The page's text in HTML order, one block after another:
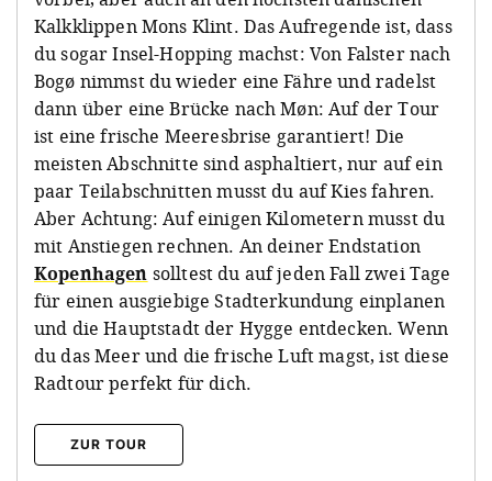
Kalkklippen Mons Klint. Das Aufregende ist, dass
du sogar Insel-Hopping machst: Von Falster nach
Bogø nimmst du wieder eine Fähre und radelst
dann über eine Brücke nach Møn: Auf der Tour
ist eine frische Meeresbrise garantiert! Die
meisten Abschnitte sind asphaltiert, nur auf ein
paar Teilabschnitten musst du auf Kies fahren.
Aber Achtung: Auf einigen Kilometern musst du
mit Anstiegen rechnen. An deiner Endstation
Kopenhagen solltest du auf jeden Fall zwei Tage
für einen ausgiebige Stadterkundung einplanen
und die Hauptstadt der Hygge entdecken. Wenn
du das Meer und die frische Luft magst, ist diese
Radtour perfekt für dich.
ZUR TOUR